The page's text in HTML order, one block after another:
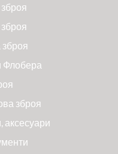
Флобера
зброя
аксесуари